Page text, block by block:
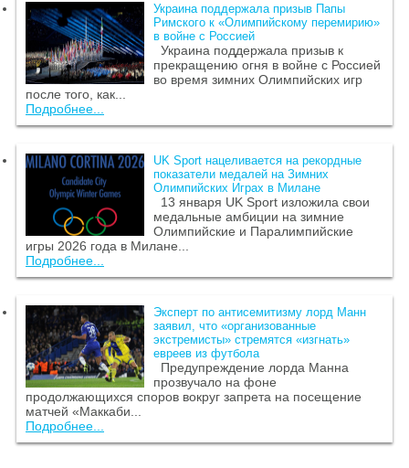
Украина поддержала призыв Папы
Римского к «Олимпийскому перемирию»
в войне с Россией
Украина поддержала призыв к
прекращению огня в войне с Россией
во время зимних Олимпийских игр
после того, как...
Подробнее...
UK Sport нацеливается на рекордные
показатели медалей на Зимних
Олимпийских Играх в Милане
13 января UK Sport изложила свои
медальные амбиции на зимние
Олимпийские и Паралимпийские
игры 2026 года в Милане...
Подробнее...
Эксперт по антисемитизму лорд Манн
заявил, что «организованные
экстремисты» стремятся «изгнать»
евреев из футбола
Предупреждение лорда Манна
прозвучало на фоне
продолжающихся споров вокруг запрета на посещение
матчей «Маккаби...
Подробнее...